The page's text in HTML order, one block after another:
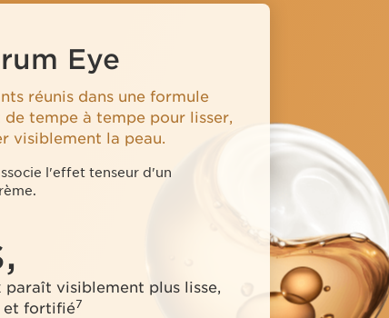
Eye
réunis dans une formule
tempe à tempe pour lisser,
visiblement la peau.
l'effet tenseur d'un
visiblement plus lisse,
et fortifié7